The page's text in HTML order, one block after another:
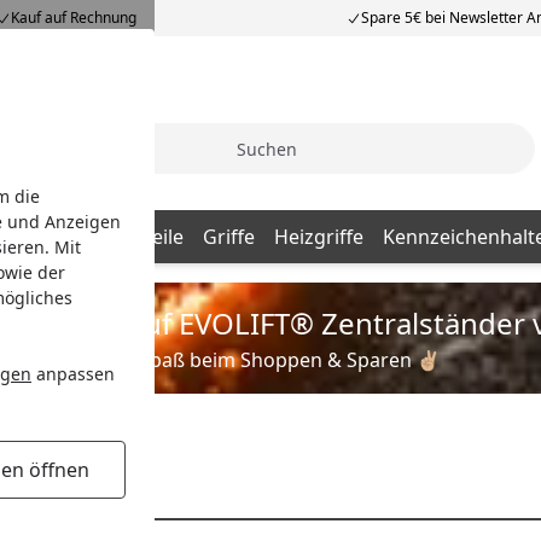
die
und Anzeigen
Mit
der
anpassen
öffnen
Kauf auf Rechnung Spare 5€ bei Newsletter
& Ersatzteile Griffe Heizgriffe
zu 35% auf EVOLIFT® Zentralständer
Viel Spaß beim Shoppen & Sparen ✌🏼